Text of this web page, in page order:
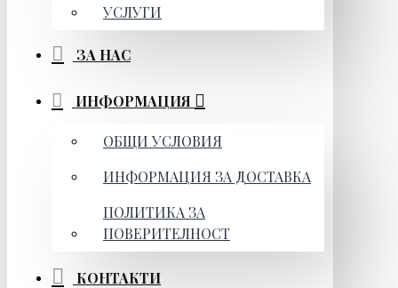
УСЛУГИ
ЗА НАС
ИНФОРМАЦИЯ
ОБЩИ УСЛОВИЯ
ИНФОРМАЦИЯ ЗА ДОСТАВКА
ПОЛИТИКА ЗА
ПОВЕРИТЕЛНОСТ
КОНТАКТИ